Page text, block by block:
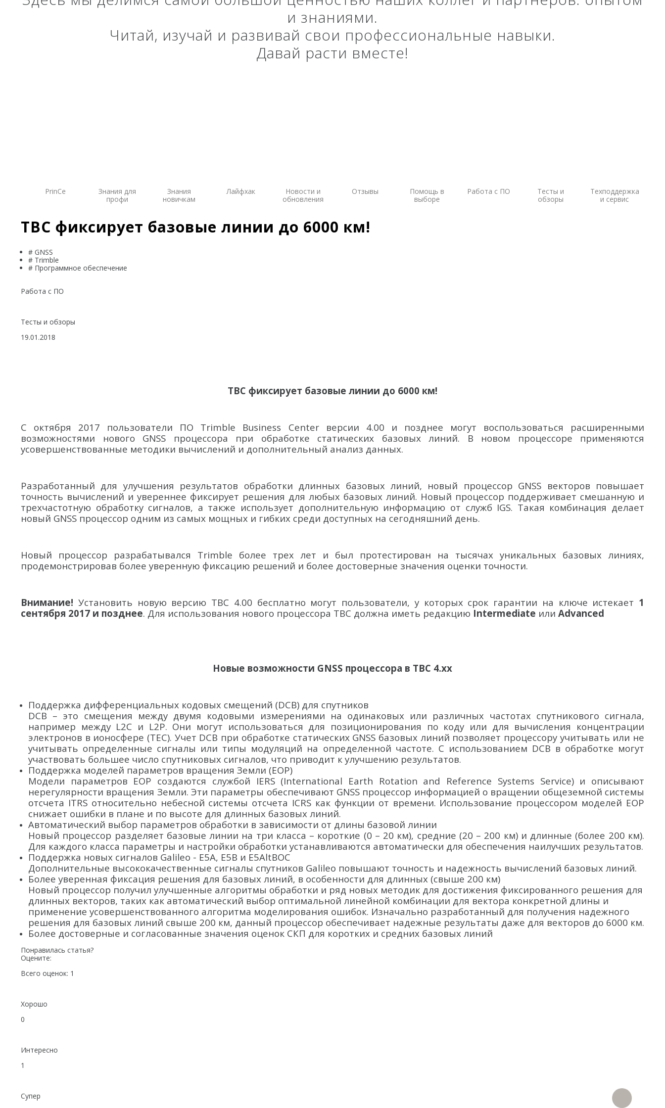
Системы на грейдеры
Системы на бульдозеры
ГНСС-мониторинг
радары
Аэрофотокамеры
DJI
InnoSpector
МЛЭ
и знаниями.
Читай, изучай и развивай свои профессиональные навыки.
Давай расти вместе!
PrinCe
Знания для
профи
Знания
новичкам
Лайфхак
Новости и
обновления
Отзывы
Помощь в
выборе
Работа с ПО
Тесты и
обзоры
Техподдержка
и сервис
TBC фиксирует базовые линии до 6000 км!
# GNSS
# Trimble
# Программное обеспечение
Работа с ПО
Тесты и обзоры
19.01.2018
TBC фиксирует базовые линии до 6000 км!
С октября 2017 пользователи ПО Trimble Business Center версии 4.00 и позднее могут воспользоваться расширенными
возможностями нового GNSS процессора при обработке статических базовых линий. В новом процессоре применяются
усовершенствованные методики вычислений и дополнительный анализ данных.
Разработанный для улучшения результатов обработки длинных базовых линий, новый процессор GNSS векторов повышает
точность вычислений и увереннее фиксирует решения для любых базовых линий. Новый процессор поддерживает смешанную и
трехчастотную обработку сигналов, а также использует дополнительную информацию от служб IGS. Такая комбинация делает
новый GNSS процессор одним из самых мощных и гибких среди доступных на сегодняшний день.
Новый процессор разрабатывался Trimble более трех лет и был протестирован на тысячах уникальных базовых линиях,
продемонстрировав более уверенную фиксацию решений и более достоверные значения оценки точности.
Внимание! Установить новую версию TBC 4.00 бесплатно могут пользователи, у которых срок гарантии на ключе истекает 1
сентября 2017 и позднее. Для использования нового процессора TBC должна иметь редакцию Intermediate или Advanced
Новые возможности GNSS процессора в TBC 4.xx
Поддержка дифференциальных кодовых смещений (DCB) для спутников
DCB – это смещения между двумя кодовыми измерениями на одинаковых или различных частотах спутникового сигнала,
например между L2C и L2P. Они могут использоваться для позиционирования по коду или для вычисления концентрации
электронов в ионосфере (TEC). Учет DCB при обработке статических GNSS базовых линий позволяет процессору учитывать или не
учитывать определенные сигналы или типы модуляций на определенной частоте. С использованием DCB в обработке могут
участвовать большее число спутниковых сигналов, что приводит к улучшению результатов.
Поддержка моделей параметров вращения Земли (EOP)
Модели параметров EOP создаются службой IERS (International Earth Rotation and Reference Systems Service) и описывают
нерегулярности вращения Земли. Эти параметры обеспечивают GNSS процессор информацией о вращении общеземной системы
отсчета ITRS относительно небесной системы отсчета ICRS как функции от времени. Использование процессором моделей EOP
снижает ошибки в плане и по высоте для длинных базовых линий.
Автоматический выбор параметров обработки в зависимости от длины базовой линии
Новый процессор разделяет базовые линии на три класса – короткие (0 – 20 км), средние (20 – 200 км) и длинные (более 200 км).
Для каждого класса параметры и настройки обработки устанавливаются автоматически для обеспечения наилучших результатов.
Поддержка новых сигналов Galileo - E5A, E5B и E5AltBOC
Дополнительные высококачественные сигналы спутников Galileo повышают точность и надежность вычислений базовых линий.
Более уверенная фиксация решения для базовых линий, в особенности для длинных (свыше 200 км)
Новый процессор получил улучшенные алгоритмы обработки и ряд новых методик для достижения фиксированного решения для
длинных векторов, таких как автоматический выбор оптимальной линейной комбинации для вектора конкретной длины и
применение усовершенствованного алгоритма моделирования ошибок. Изначально разработанный для получения надежного
решения для базовых линий свыше 200 км, данный процессор обеспечивает надежные результаты даже для векторов до 6000 км.
Более достоверные и согласованные значения оценок СКП для коротких и средних базовых линий
Понравилась статья?
Оцените:
Всего оценок: 1
Хорошо
0
Интересно
1
Супер